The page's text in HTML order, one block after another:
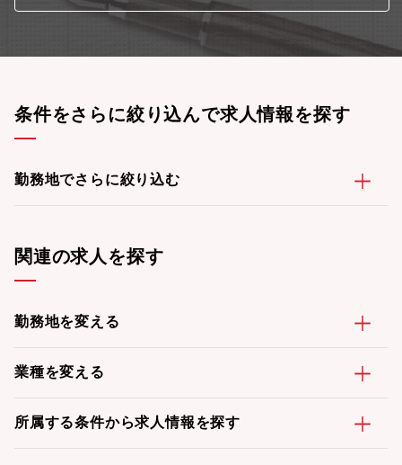
条件をさらに絞り込んで求人情報を探す
勤務地でさらに絞り込む
関連の求人を探す
勤務地を変える
業種を変える
所属する条件から求人情報を探す